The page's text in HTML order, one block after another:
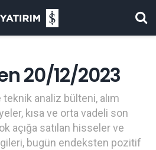
20/12/2023
analiz bülteni, alım
kısa ve orta vadeli son
açığa satılan hisseler ve
bugün endeksten pozitif